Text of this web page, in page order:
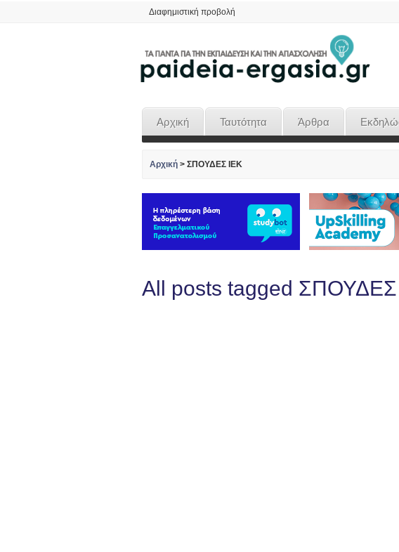
Διαφημιστική προβολή
Αρχική Ταυτότητα Άρθρα
Αρχική > ΣΠΟΥΔΕΣ ΙΕΚ
All posts tagged ΣΠΟΥΔΕΣ